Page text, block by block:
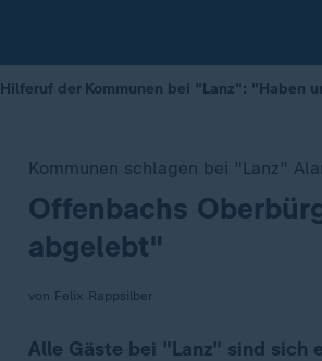
Hilferuf der Kommunen bei "Lanz": "Haben
Kommunen schlagen bei "Lanz"
:
Offenbachs
abgelebt"
von Felix Rappsilber
Alle Gäste bei "Lanz" sind sich